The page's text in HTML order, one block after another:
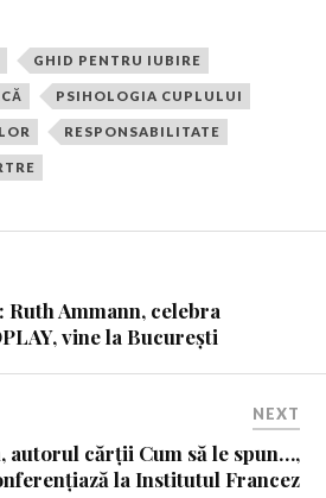
GHID PENTRU IUBIRE
PSIHOLOGIA CUPLULUI
RESPONSABILITATE
Ammann, celebra
vine la București
NEXT
autorul cărții Cum să le spun…,
la Institutul Francez